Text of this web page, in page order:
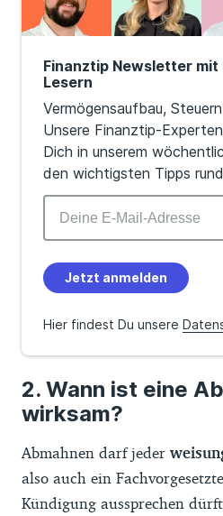
Finanztip Newsletter mit
Lesern
Vermögensaufbau,
Unsere Finanztip-
Dich in unserem
den wichtigsten Tipps
Jetzt anmelden
Hier findest Du unsere
Wann ist eine
wirksam?
Abmahnen darf jeder
also auch ein
Kündigung aussprechen